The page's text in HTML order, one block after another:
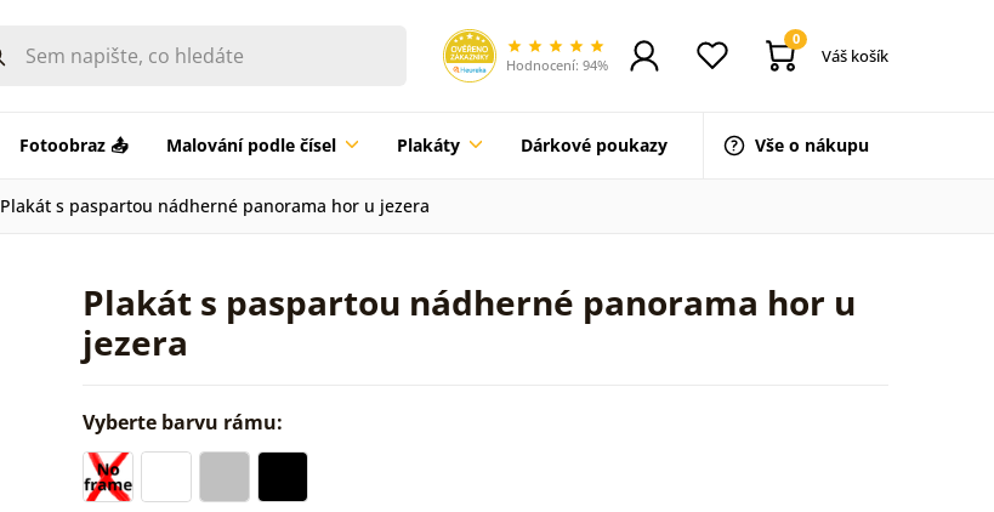
Hodnocení: 94%
0
Váš košík
Fotoobraz 📤 Malování podle čísel Plakáty Dárkové poukazy Vše o nákupu
Plakát s paspartou nádherné panorama hor u jezera
Plakát s paspartou nádherné panorama hor u
jezera
Vyberte barvu rámu: